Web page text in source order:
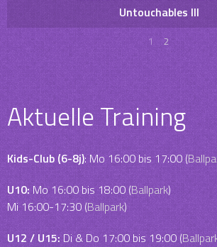
Untouchables III
1 2
Aktuelle Training
Kids-Club (6-8j): Mo 16:00 bis 17:00 (
U10:Mo 16:00 bis 18:00 (Ballpark)
Mi 16:00-17:30 (Ballpark)
U12 / U15: Di & Do 17:00 bis 19:00 (